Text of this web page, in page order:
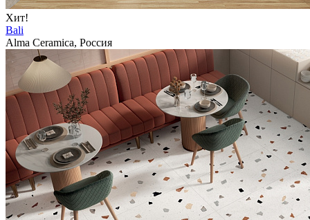
Хит!
Bali
Alma Ceramica, Россия